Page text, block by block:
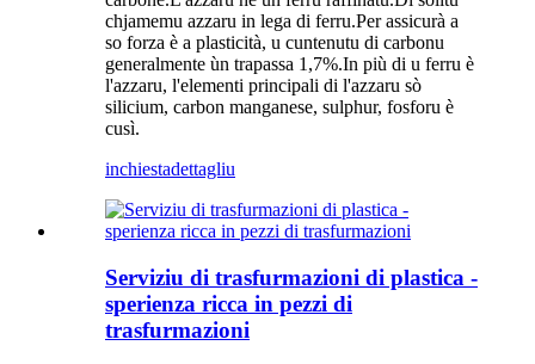
chjamemu azzaru in lega di ferru.Per assicurà a
so forza è a plasticità, u cuntenutu di carbonu
generalmente ùn trapassa 1,7%.In più di u ferru è
l'azzaru, l'elementi principali di l'azzaru sò
silicium, carbon manganese, sulphur, fosforu è
cusì.
inchiestadettagliu
Serviziu di trasfurmazioni di plastica -
sperienza ricca in pezzi di
trasfurmazioni